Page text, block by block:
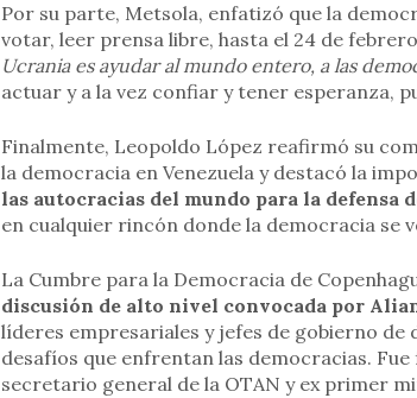
Por su parte, Metsola, enfatizó que la
votar, leer prensa libre, hasta el 24 de
Ucrania es ayudar al mundo entero, a las
actuar y a la vez confiar y tener esperanza,
Finalmente, Leopoldo López reafirmó su
la democracia en Venezuela y destacó la
las autocracias del mundo para la defensa
en cualquier rincón donde la democracia se
La Cumbre para la Democracia de
discusión de alto nivel convocada por
líderes empresariales y jefes de gobierno
desafíos que enfrentan las democracias.
secretario general de la OTAN y ex primer